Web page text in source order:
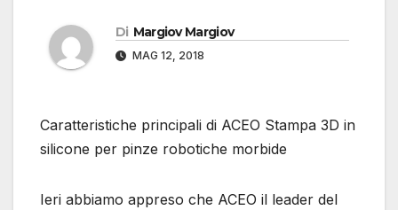
Di Margiov Margiov
MAG 12, 2018
Caratteristiche principali di ACEO Stampa 3D in
silicone per pinze robotiche morbide
Ieri abbiamo appreso che ACEO il leader del